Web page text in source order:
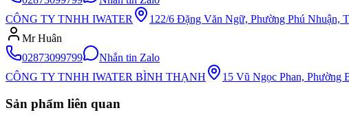
CÔNG TY TNHH IWATER
122/6 Đặng Văn Ngữ, Phường Phú Nhuận,
Mr Huân
02873099799
Nhắn tin Zalo
CÔNG TY TNHH IWATER BÌNH THẠNH
15 Vũ Ngọc Phan, Phường
Sản phẩm liên quan